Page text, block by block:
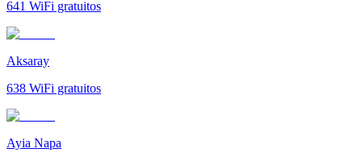
641 WiFi gratuitos
Aksaray
638 WiFi gratuitos
Ayia Napa